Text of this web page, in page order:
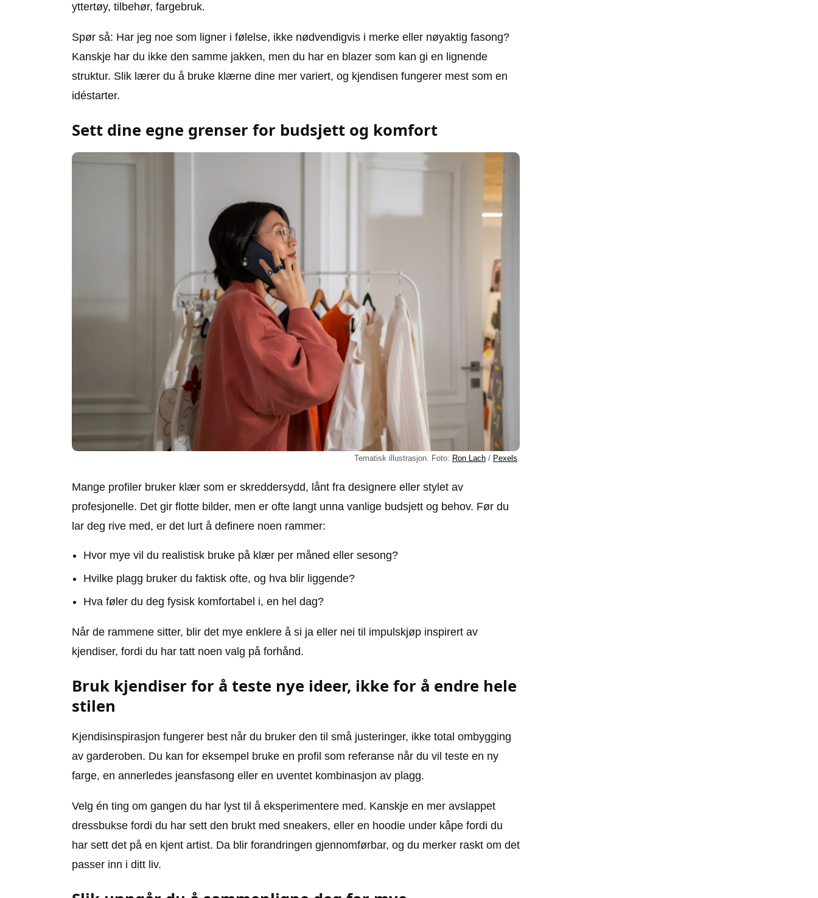
yttertøy, tilbehør, fargebruk.
Spør så: Har jeg noe som ligner i følelse, ikke nødvendigvis i merke eller nøyaktig fasong?
Kanskje har du ikke den samme jakken, men du har en blazer som kan gi en lignende
struktur. Slik lærer du å bruke klærne dine mer variert, og kjendisen fungerer mest som en
idéstarter.
Sett dine egne grenser for budsjett og komfort
Tematisk illustrasjon. Foto: Ron Lach / Pexels
Mange profiler bruker klær som er skreddersydd, lånt fra designere eller stylet av
profesjonelle. Det gir flotte bilder, men er ofte langt unna vanlige budsjett og behov. Før du
lar deg rive med, er det lurt å definere noen rammer:
Hvor mye vil du realistisk bruke på klær per måned eller sesong?
Hvilke plagg bruker du faktisk ofte, og hva blir liggende?
Hva føler du deg fysisk komfortabel i, en hel dag?
Når de rammene sitter, blir det mye enklere å si ja eller nei til impulskjøp inspirert av
kjendiser, fordi du har tatt noen valg på forhånd.
Bruk kjendiser for å teste nye ideer, ikke for å endre hele
stilen
Kjendisinspirasjon fungerer best når du bruker den til små justeringer, ikke total ombygging
av garderoben. Du kan for eksempel bruke en profil som referanse når du vil teste en ny
farge, en annerledes jeansfasong eller en uventet kombinasjon av plagg.
Velg én ting om gangen du har lyst til å eksperimentere med. Kanskje en mer avslappet
dressbukse fordi du har sett den brukt med sneakers, eller en hoodie under kåpe fordi du
har sett det på en kjent artist. Da blir forandringen gjennomførbar, og du merker raskt om det
passer inn i ditt liv.